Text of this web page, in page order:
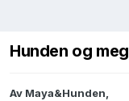
Hunden og meg
Av Maya&Hunden,